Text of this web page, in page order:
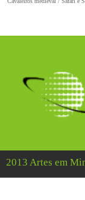
2013 Artes em